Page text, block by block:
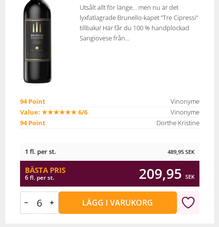
Utsålt allt för länge… men nu är det
lyxfatlagrade Brunello-kapet ”Tre Cipressi”
tillbaka! Här får du 100 % handplockad
Sangiovese från...
94 Point
Vinonyme
Value: ★★★★★★ 6/6
Vinonyme
94 Point
Dorthe Kristine
1 fl. per st. 489,95 SEK
BÄSTA PRIS
6 fl. per st. 209,95 SEK
LÄGG I VARUKORG